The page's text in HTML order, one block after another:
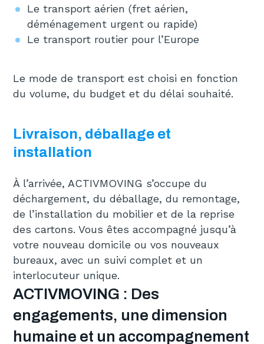
Le transport aérien (fret aérien,
déménagement urgent ou rapide)
Le transport routier pour l’Europe
Le mode de transport est choisi en fonction
du volume, du budget et du délai souhaité.
Livraison, déballage et
installation
À l’arrivée, ACTIVMOVING s’occupe du
déchargement, du déballage, du remontage,
de l’installation du mobilier et de la reprise
des cartons. Vous êtes accompagné jusqu’à
votre nouveau domicile ou vos nouveaux
bureaux, avec un suivi complet et un
interlocuteur unique.
ACTIVMOVING : Des
engagements, une dimension
humaine et un accompagnement